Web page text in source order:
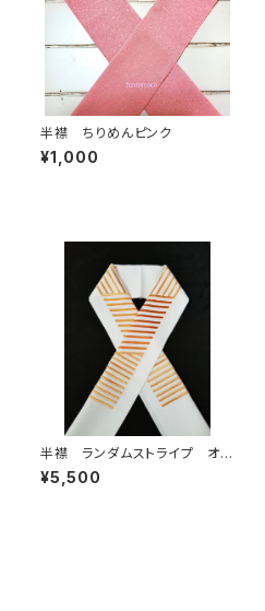
半襟 ちりめんピンク
¥1,000
半襟 ランダムストライプ オレ
ンジ
¥5,500